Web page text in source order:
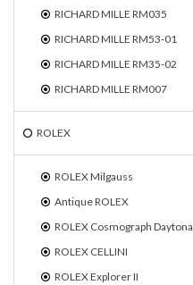
RICHARD MILLE RM035
RICHARD MILLE RM53-01
RICHARD MILLE RM35-02
RICHARD MILLE RM007
ROLEX
ROLEX Milgauss
Antique ROLEX
ROLEX Cosmograph Daytona
ROLEX CELLINI
ROLEX Explorer II